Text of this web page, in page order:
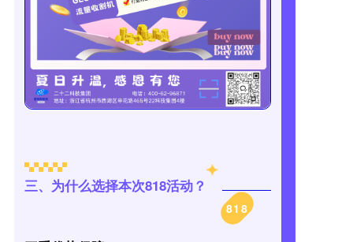
三、为什么选择本次818活动？
818